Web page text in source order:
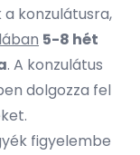
konzulátusra,
5-8 hét
. A konzulátus
dolgozza fel
figyelembe